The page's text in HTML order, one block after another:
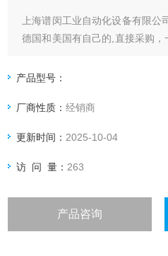
上海谱闵工业自动化设备有限公
德国和美国有自己的,直接采购
货给我们提供固定折扣，确保我
渠道广: 除了现货，我们跟欧洲
们可以采购到由于保护而不能报价
产品型号：
厂商性质：经销商
更新时间： 2025-10-04
访 问 量： 263
产品咨询